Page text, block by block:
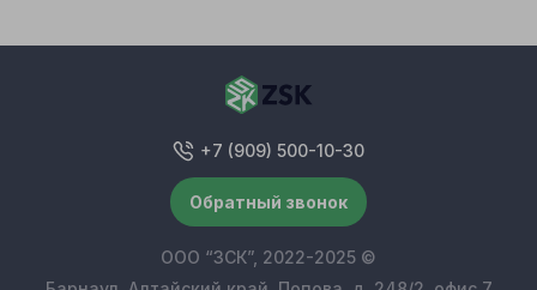
+7 (909) 500-10-30
Обратный звонок
ООО “ЗСК”, 2022-2025 ©